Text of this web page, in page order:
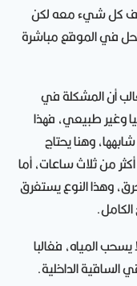
كل شيء معه لكن
تحل في الموقع مباشرة
أن المشكلة في
وغير طبيعي، فهذا
وهنا يحتاج
من ثلاث ساعات، أما
وهذا النوع يستغرق
المياه، فغالبا
الداخلية.